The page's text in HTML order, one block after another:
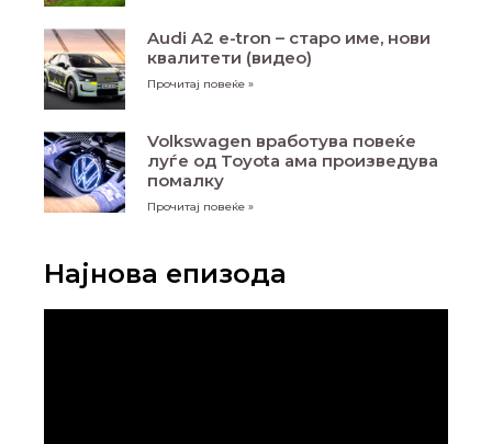
Audi A2 e-tron – старо име, нови
квалитети (видео)
Прочитај повеќе »
Volkswagen вработува повеќе
луѓе од Toyota ама произведува
помалку
Прочитај повеќе »
Најнова епизода